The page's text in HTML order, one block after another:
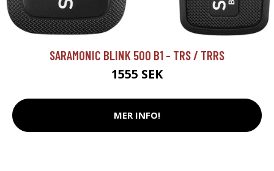
SARAMONIC BLINK 500 B1 - TRS / TRRS
1555 SEK
MER INFO!